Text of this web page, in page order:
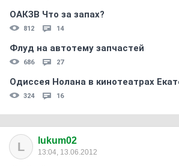
ОАКЗВ Что за запах?
812 14
Флуд на автотему запчастей
686 27
Одиссея Нолана в кинотеатрах
324 16
L lukum02
13:04, 13.06.2012